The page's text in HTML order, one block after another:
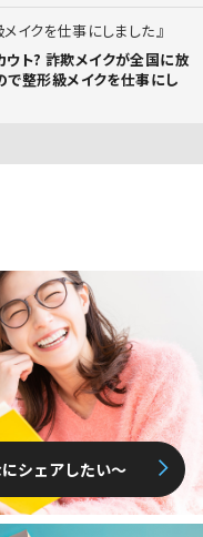
イクを仕事にしました
ウト? 詐欺メイクが全国に放
で整形級メイクを仕事にし
シェアしたい〜